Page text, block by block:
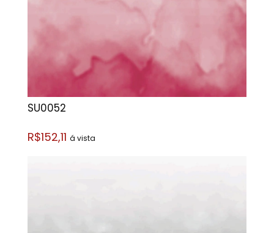
SU0052
R$152,11 á vista